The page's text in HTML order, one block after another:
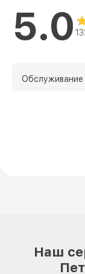
5.0
Обслуживание
Наш